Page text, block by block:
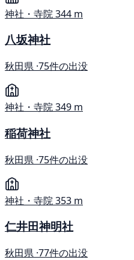
神社・寺院344 m
八坂神社
秋田県 ·75件の出没
神社・寺院349 m
稲荷神社
秋田県 ·75件の出没
神社・寺院353 m
仁井田神明社
秋田県 ·77件の出没